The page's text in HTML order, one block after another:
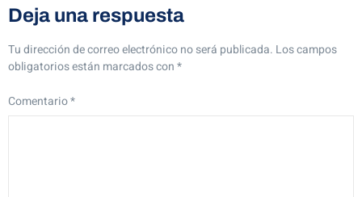
Deja una respuesta
Tu dirección de correo electrónico no será publicada. Los campos
obligatorios están marcados con*
Comentario*